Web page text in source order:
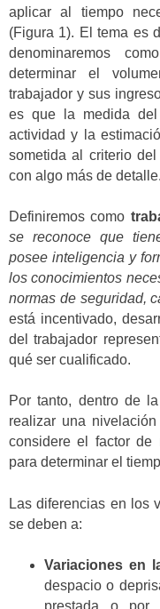
aplicar al tiempo
(Figura 1). El tema es
denominaremos
determinar el
trabajador y sus
es que la medida
actividad y la
sometida al criterio
con algo más de detalle.
Definiremos como
se reconoce que
posee inteligencia y
los conocimientos
normas de seguridad,
está incentivado,
del trabajador
qué ser cualificado.
Por tanto, dentro de la
realizar una
considere el factor de
para determinar el
Las diferencias en los
se deben a:
Variaciones en
despacio o